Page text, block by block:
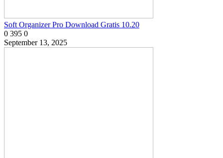
Soft Organizer Pro Download Gratis 10.20
0 395 0
September 13, 2025